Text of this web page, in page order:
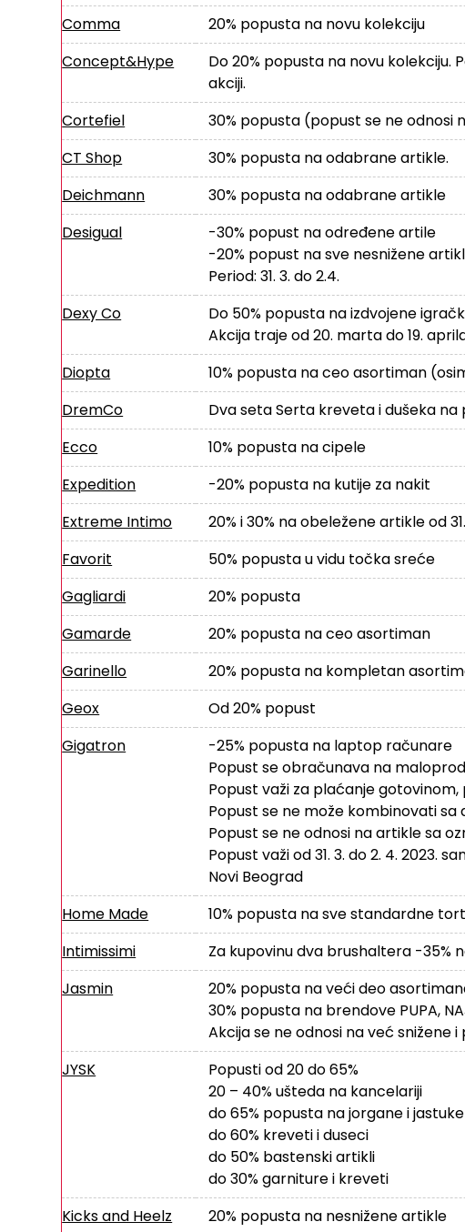
Comma
20% popusta na novu kolekciju
Concept&Hype
Do 20% popusta na novu kolekciju.
akciji.
Cortefiel
30% popusta (popust se ne odnosi
CT Shop
30% popusta na odabrane artikle.
Deichmann
30% popusta na odabrane artikle
Desigual
-30% popust na određene artile
-20% popust na sve nesnižene
Period: 31. 3. do 2.4.
Dexy Co
Do 50% popusta na izdvojene
Akcija traje od 20. marta do 19.
Diopta
10% popusta na ceo asortiman
DremCo
Dva seta Serta kreveta i dušeka na
Ecco
10% popusta na cipele
Expedition
-20% popusta na kutije za nakit
Extreme Intimo
20% i 30% na obeležene artikle od
Favorit
50% popusta u vidu točka sreće
Gagliardi
20% popusta
Gamarde
20% popusta na ceo asortiman
Garinello
20% popusta na kompletan
Geox
Od 20% popust
Gigatron
-25% popusta na laptop računare
Popust se obračunava na
Popust važi za plaćanje
Popust se ne može kombinovati
Popust se ne odnosi na artikle sa
Popust važi od 31. 3. do 2. 4. 2023.
Novi Beograd
Home Made
10% popusta na sve standardne
Intimissimi
Za kupovinu dva brushaltera -35%
Jasmin
20% popusta na veći deo
30% popusta na brendove PUPA,
Akcija se ne odnosi na već snižene
JYSK
Popusti od 20 do 65%
20 – 40% ušteda na kancelariji
do 65% popusta na jorgane i jastuke
do 60% kreveti i duseci
do 50% bastenski artikli
do 30% garniture i kreveti
Kicks and Heelz
20% popusta na nesnižene artikle